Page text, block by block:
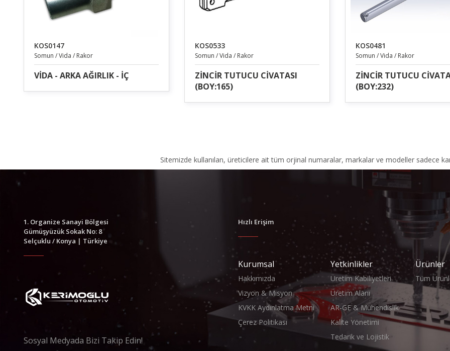
KOS0147
Somun / Vida / Rakor
VİDA - ARKA AĞIRLIK - İÇ
KOS0533
Somun / Vida / Rakor
ZİNCİR TUTUCU CİVATASI
(BOY:165)
KOS0481
Somun / Vida / Rakor
ZİNCİR TUTUCU
(BOY:232)
Sitemizde kullanılan, üreticilere ait tüm orjinal numaralar, markalar ve modeller sadece
1. Organize Sanayi Bölgesi
Gümüşyüzük Sokak No: 8
Selçuklu / Konya | Türkiye
Sosyal Medyada Bizi Takip Edin!
Hızlı Erişim
Kurumsal
Hakkımızda
Vizyon & Misyon
KVKK Aydınlatma Metni
Çerez Politikası
Yetkinlikler
Üretim Kabiliyetleri
Üretim Alanı
AR-GE & Mühendislik
Kalite Yönetimi
Tedarik ve Lojistik
Ürünler
Tüm